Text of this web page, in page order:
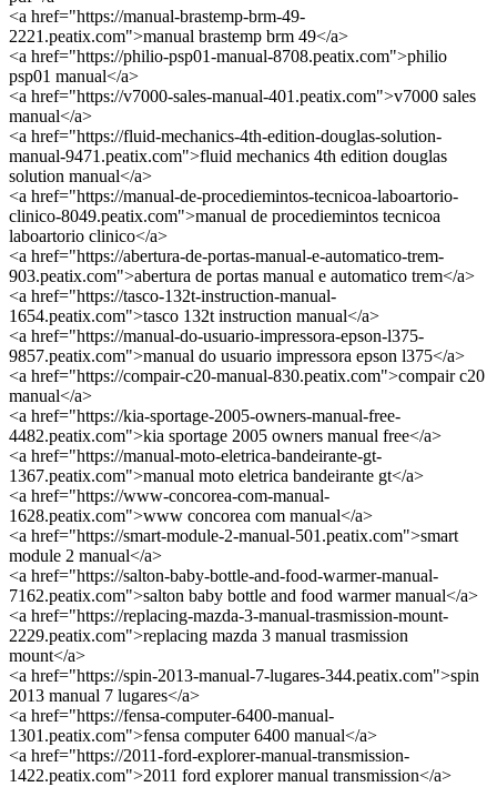
<a href="https://manual-brastemp-brm-49-
2221.peatix.com">manual brastemp brm 49</a>
<a href="https://philio-psp01-manual-8708.peatix.com">philio
psp01 manual</a>
<a href="https://v7000-sales-manual-401.peatix.com">v7000 sales
manual</a>
<a href="https://fluid-mechanics-4th-edition-douglas-solution-
manual-9471.peatix.com">fluid mechanics 4th edition douglas
solution manual</a>
<a href="https://manual-de-procediemintos-tecnicoa-laboartorio-
clinico-8049.peatix.com">manual de procediemintos tecnicoa
laboartorio clinico</a>
<a href="https://abertura-de-portas-manual-e-automatico-trem-
903.peatix.com">abertura de portas manual e automatico trem</a>
<a href="https://tasco-132t-instruction-manual-
1654.peatix.com">tasco 132t instruction manual</a>
<a href="https://manual-do-usuario-impressora-epson-l375-
9857.peatix.com">manual do usuario impressora epson l375</a>
<a href="https://compair-c20-manual-830.peatix.com">compair c20
manual</a>
<a href="https://kia-sportage-2005-owners-manual-free-
4482.peatix.com">kia sportage 2005 owners manual free</a>
<a href="https://manual-moto-eletrica-bandeirante-gt-
1367.peatix.com">manual moto eletrica bandeirante gt</a>
<a href="https://www-concorea-com-manual-
1628.peatix.com">www concorea com manual</a>
<a href="https://smart-module-2-manual-501.peatix.com">smart
module 2 manual</a>
<a href="https://salton-baby-bottle-and-food-warmer-manual-
7162.peatix.com">salton baby bottle and food warmer manual</a>
<a href="https://replacing-mazda-3-manual-trasmission-mount-
2229.peatix.com">replacing mazda 3 manual trasmission
mount</a>
<a href="https://spin-2013-manual-7-lugares-344.peatix.com">spin
2013 manual 7 lugares</a>
<a href="https://fensa-computer-6400-manual-
1301.peatix.com">fensa computer 6400 manual</a>
<a href="https://2011-ford-explorer-manual-transmission-
1422.peatix.com">2011 ford explorer manual transmission</a>